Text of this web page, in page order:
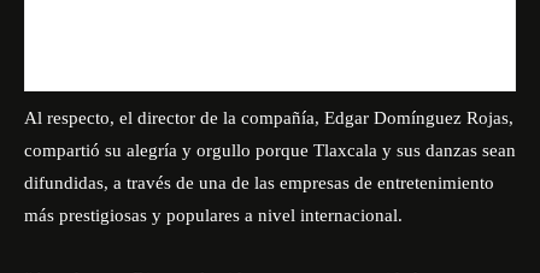
Al respecto, el director de la compañía, Edgar Domínguez Rojas,
compartió su alegría y orgullo porque Tlaxcala y sus danzas sean
difundidas, a través de una de las empresas de entretenimiento
más prestigiosas y populares a nivel internacional.